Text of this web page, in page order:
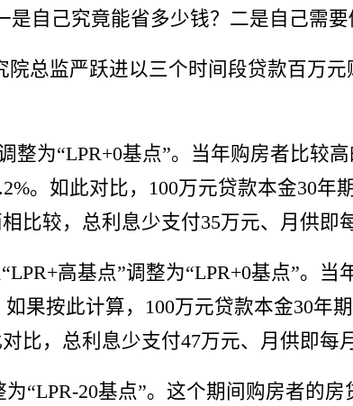
自己究竟能省多少钱？二是自己需要
总监严跃进以三个时间段贷款百万
整为“LPR+0基点”。当年购房者比较
。如此对比，100万元贷款本金30年
比较，总利息少支付35万元、月供即
高基点”调整为“LPR+0基点”。当
果按此计算，100万元贷款本金30年
比，总利息少支付47万元、月供即每
“LPR-20基点”。这个期间购房者的